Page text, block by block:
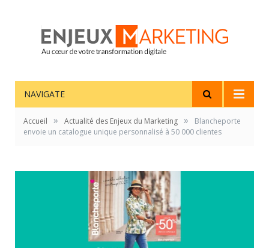
NAVIGATE
Accueil » Actualité des Enjeux du Marketing »
Blancheporte
envoie un catalogue unique personnalisé à 50 000 clientes